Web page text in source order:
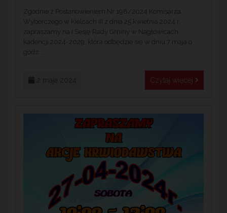
Zgodnie z Postanowieniem Nr 198/2024 Komisarza
Wyborczego w Kielcach III z dnia 25 kwietnia 2024 r.
zapraszamy na I Sesję Rady Gminy w Nagłowicach
kadencji 2024-2029, która odbędzie się w dniu 7 maja o
godz....
Czytaj więcej